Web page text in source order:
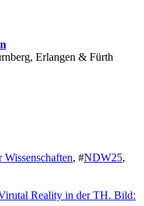
Erlangen & Fürth
, #NDW25,